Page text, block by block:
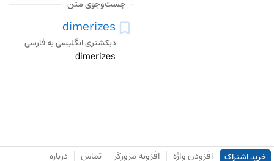
جست‌وجوی متن
dimerizes
دیکشنری انگلیسی به فارسی
dimerizes
خرید اشتراک افزودن واژه افزونه مرورگر تماس درباره